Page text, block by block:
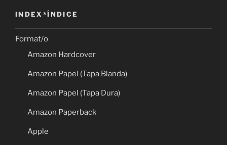
INDEX*ÍNDICE
Format/o
Amazon Hardcover
Amazon Papel (Tapa Blanda)
Amazon Papel (Tapa Dura)
Amazon Paperback
Apple